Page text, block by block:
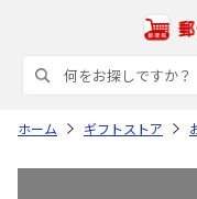
ホーム ギフトストア